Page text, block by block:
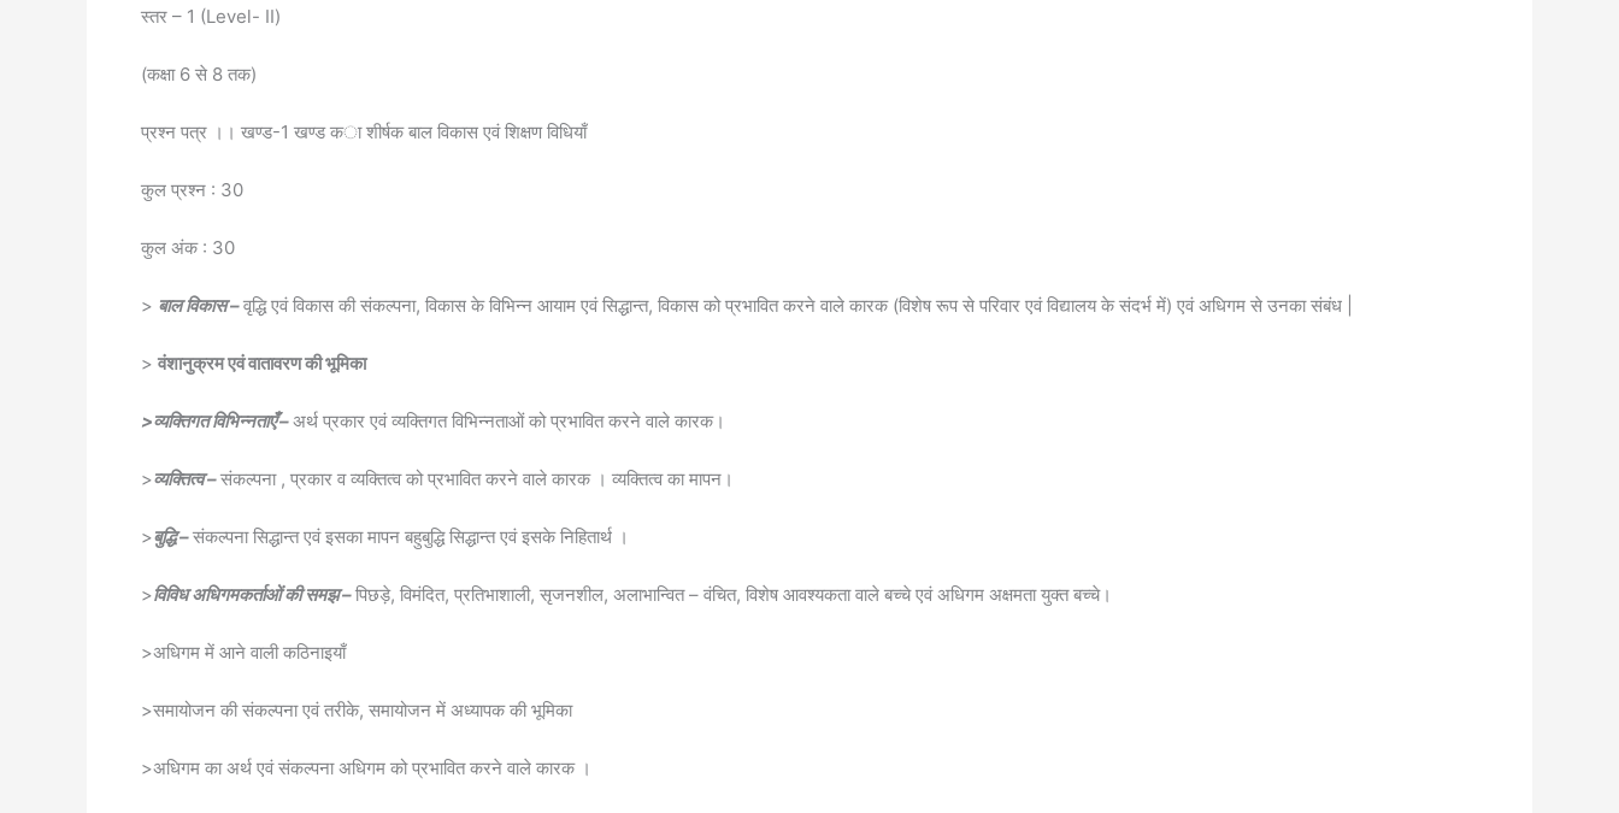
स्तर – 1 (Level- II)
(कक्षा 6 से 8 तक)
प्रश्न पत्र ।। खण्ड-1 खण्ड का शीर्षक बाल विकास एवं शिक्षण विधियाँ
कुल प्रश्न : 30
कुल अंक : 30
> बाल विकास –वृद्धि एवं विकास की संकल्पना, विकास के विभिन्न आयाम एवं सिद्धान्त, विकास को प्रभावित करने वाले कारक (विशेष रूप से परिवार एवं विद्यालय के संदर्भ में) एवं अधिगम से उनका संबंध |
> वंशानुक्रम एवं वातावरण की भूमिका
>व्यक्तिगत विभिन्नताएँ –अर्थ प्रकार एवं व्यक्तिगत विभिन्नताओं को प्रभावित करने वाले कारक।
>व्यक्तित्व –संकल्पना , प्रकार व व्यक्तित्व को प्रभावित करने वाले कारक । व्यक्तित्व का मापन।
>बुद्धि –संकल्पना सिद्धान्त एवं इसका मापन बहुबुद्धि सिद्धान्त एवं इसके निहितार्थ ।
>विविध अधिगमकर्ताओं की समझ –पिछड़े, विमंदित, प्रतिभाशाली, सृजनशील, अलाभान्वित – वंचित, विशेष आवश्यकता वाले बच्चे एवं अधिगम अक्षमता युक्त बच्चे।
>अधिगम में आने वाली कठिनाइयाँ
>समायोजन की संकल्पना एवं तरीके, समायोजन में अध्यापक की भूमिका
>अधिगम का अर्थ एवं संकल्पना अधिगम को प्रभावित करने वाले कारक ।